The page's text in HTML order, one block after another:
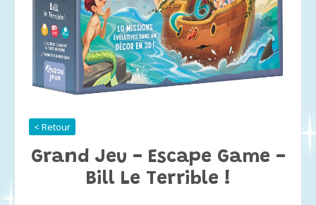
< Retour
Grand Jeu - Escape Game -
Bill Le Terrible !